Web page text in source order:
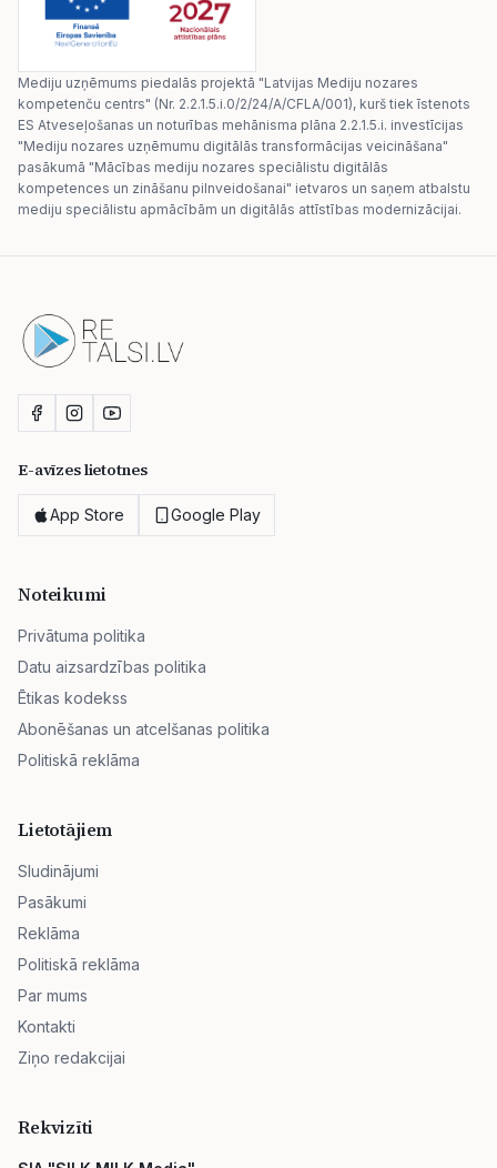
Mediju uzņēmums piedalās projektā "Latvijas Mediju nozares
kompetenču centrs" (Nr. 2.2.1.5.i.0/2/24/A/CFLA/001), kurš tiek īstenots
ES Atveseļošanas un noturības mehānisma plāna 2.2.1.5.i. investīcijas
"Mediju nozares uzņēmumu digitālās transformācijas veicināšana"
pasākumā "Mācības mediju nozares speciālistu digitālās
kompetences un zināšanu pilnveidošanai" ietvaros un saņem atbalstu
mediju speciālistu apmācībām un digitālās attīstības modernizācijai.
E-avīzes lietotnes
App Store Google Play
Noteikumi
Privātuma politika
Datu aizsardzības politika
Ētikas kodekss
Abonēšanas un atcelšanas politika
Politiskā reklāma
Lietotājiem
Sludinājumi
Pasākumi
Reklāma
Politiskā reklāma
Par mums
Kontakti
Ziņo redakcijai
Rekvizīti